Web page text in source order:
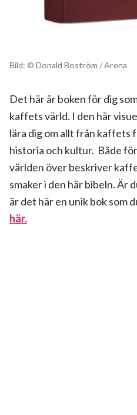
Bild: © Donald Boström / Arena
Det här är boken för dig
kaffets värld. I den här
lära dig om allt från kaffets
historia och kultur. Både
världen över beskriver
smaker i den här bibeln. Är
är det här en unik bok som
här.